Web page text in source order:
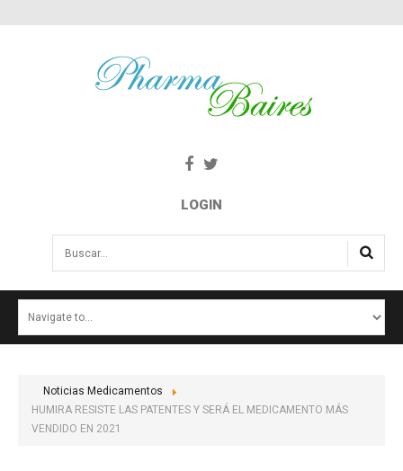
LOGIN
Buscar...
NOTICIAS
NOTICIAS MEDICAMENTOS
Noticias Medicamentos
HUMIRA RESISTE LAS PATENTES Y SERÁ EL MEDICAMENTO MÁS
VENDIDO EN 2021